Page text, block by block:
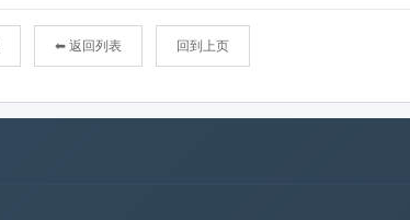
⬅ 返回列表 回到上页